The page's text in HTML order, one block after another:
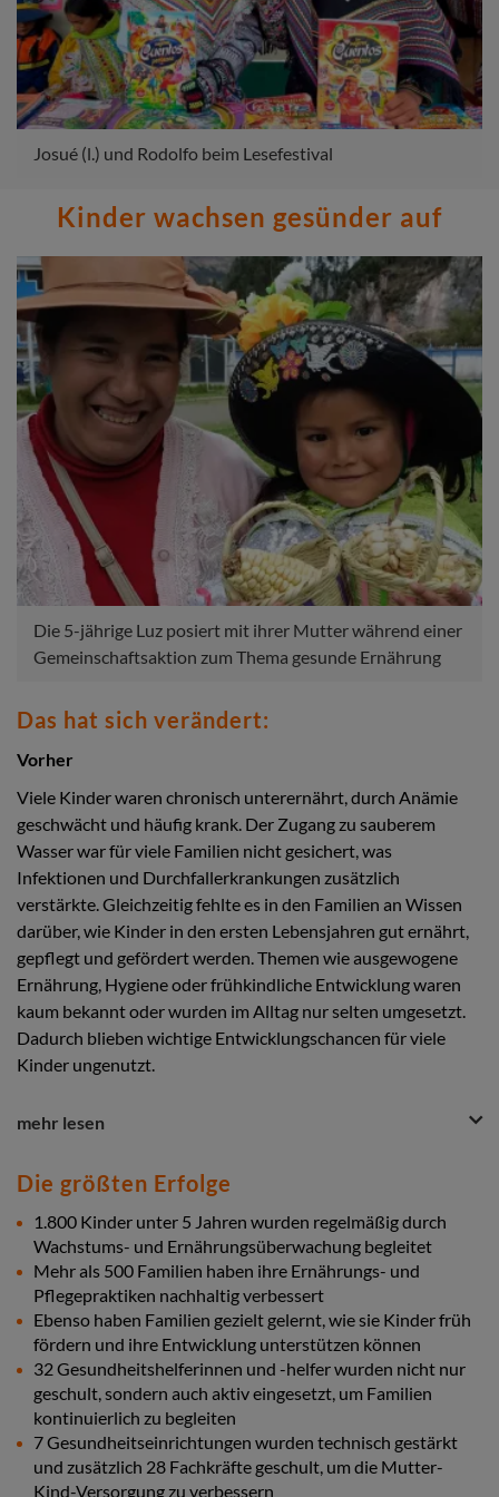
Josué (l.) und Rodolfo beim Lesefestival
Kinder wachsen gesünder auf
Die 5-jährige Luz posiert mit ihrer Mutter während einer
Gemeinschaftsaktion zum Thema gesunde Ernährung
Das hat sich verändert:
Vorher
Viele Kinder waren chronisch unterernährt, durch Anämie
geschwächt und häufig krank. Der Zugang zu sauberem
Wasser war für viele Familien nicht gesichert, was
Infektionen und Durchfallerkrankungen zusätzlich
verstärkte. Gleichzeitig fehlte es in den Familien an Wissen
darüber, wie Kinder in den ersten Lebensjahren gut ernährt,
gepflegt und gefördert werden. Themen wie ausgewogene
Ernährung, Hygiene oder frühkindliche Entwicklung waren
kaum bekannt oder wurden im Alltag nur selten umgesetzt.
Dadurch blieben wichtige Entwicklungschancen für viele
Kinder ungenutzt.
Question
Section
Question
mehr lesen
Heute wachsen deutlich mehr Kinder gesund auf und haben
bessere Startbedingungen für ihr Leben. Die chronische
Unterernährung ist deutlich gesunken und auch die
psychomotorische Entwicklung hat sich spürbar verbessert.
Familien setzen ihr Wissen nun gezielt im Alltag ein. Sie
achten stärker auf gesunde Ernährung, regelmäßige Hygiene
und die frühe Förderung ihrer Kinder. Auch das Bewusstsein
für die Bedeutung sauberer Lebensbedingungen ist deutlich
gestiegen.
Durch diese Veränderungen können Kinder sich besser
entwickeln, sind weniger krank und haben mehr Chancen, ihr
Potenzial zu entfalten.
Die größten Erfolge
1.800 Kinder unter 5 Jahren wurden regelmäßig durch
Wachstums- und Ernährungsüberwachung begleitet
Mehr als 500 Familien haben ihre Ernährungs- und
Pflegepraktiken nachhaltig verbessert
Ebenso haben Familien gezielt gelernt, wie sie Kinder früh
fördern und ihre Entwicklung unterstützen können
32 Gesundheitshelferinnen und -helfer wurden nicht nur
geschult, sondern auch aktiv eingesetzt, um Familien
kontinuierlich zu begleiten
7 Gesundheitseinrichtungen wurden technisch gestärkt
und zusätzlich 28 Fachkräfte geschult, um die Mutter-
Kind-Versorgung zu verbessern